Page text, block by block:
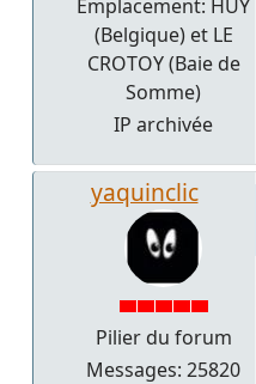
Emplacement: HUY
(Belgique) et LE
CROTOY (Baie de
Somme)
IP archivée
yaquinclic
Pilier du forum
Messages: 25820